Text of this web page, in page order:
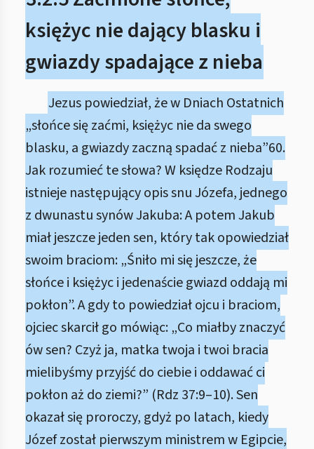
księżyc nie dający blasku i
gwiazdy spadające z nieba
Jezus powiedział, że w Dniach Ostatnich
„słońce się zaćmi, księżyc nie da swego
blasku, a gwiazdy zaczną spadać z nieba”60.
Jak rozumieć te słowa? W księdze Rodzaju
istnieje następujący opis snu Józefa, jednego
z dwunastu synów Jakuba: A potem Jakub
miał jeszcze jeden sen, który tak opowiedział
swoim braciom: „Śniło mi się jeszcze, że
słońce i księżyc i jedenaście gwiazd oddają mi
pokłon”. A gdy to powiedział ojcu i braciom,
ojciec skarcił go mówiąc: „Co miałby znaczyć
ów sen? Czyż ja, matka twoja i twoi bracia
mielibyśmy przyjść do ciebie i oddawać ci
pokłon aż do ziemi?” (Rdz 37:9–10). Sen
okazał się proroczy, gdyż po latach, kiedy
Józef został pierwszym ministrem w Egipcie,